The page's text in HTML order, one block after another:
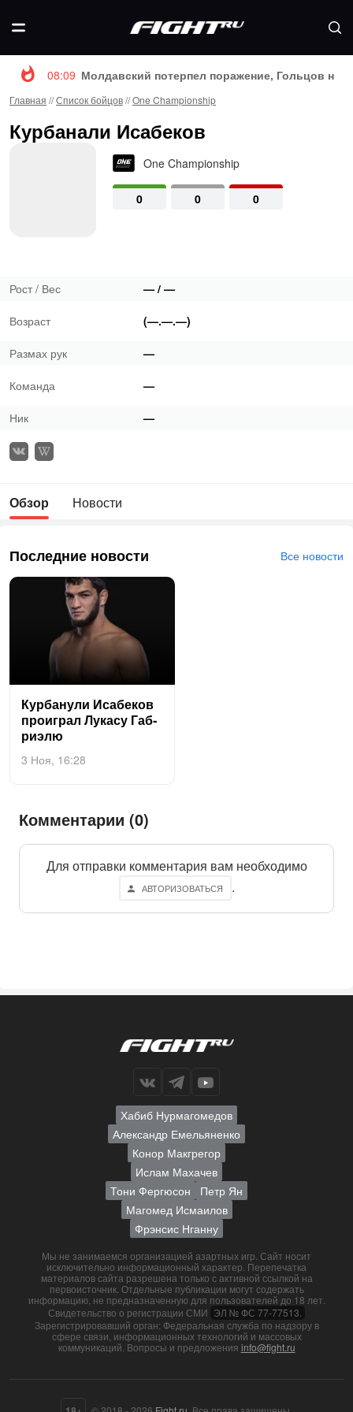
08:09 Молдавский потерпел поражение, Гольцов
Главная //Список бойцов//One Championship
Курбанали Исабеков
One Championship
0 0 0
Рост / Вес — / —
Возраст (—.—.—)
Размах рук —
Команда —
Ник —
Обзор Новости
Последние новости Все новости
Кур­ба­нули Иса­беков
про­иг­рал Лу­касу Габ­
ри­элю
3 Ноя, 16:28
Комментарии (0)
Для отправки комментария вам необходимо
АВТОРИЗОВАТЬСЯ .
Хабиб Нурмагомедов
Александр Емельяненко
Конор Макгрегор
Ислам Махачев
Тони Фергюсон
Петр Ян
Магомед Исмаилов
Фрэнсис Нганну
Мы не занимаемся организацией азартных игр. Сайт носит
исключительно информационный характер. Перепечатка
материалов сайта разрешена только с активной ссылкой на
первоисточник. Отдельные публикации могут содержать
информацию, не предназначенную для пользователей до 18 лет.
Свидетельство о регистрации СМИ ЭЛ № ФС 77-77513.
Зарегистрировавший орган: Федеральная служба по надзору в
сфере связи, информационных технологий и массовых
коммуникаций. Вопросы и предложения info@fight.ru